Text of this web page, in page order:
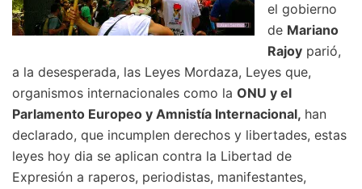
el gobierno
de Mariano
Rajoy parió,
a la desesperada, las Leyes Mordaza, Leyes que,
organismos internacionales como la ONU y el
Parlamento Europeo y Amnistía Internacional, han
declarado, que incumplen derechos y libertades, estas
leyes hoy dia se aplican contra la Libertad de
Expresión a raperos, periodistas, manifestantes,